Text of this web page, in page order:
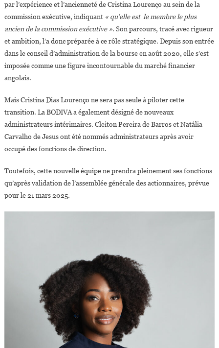
par l’expérience et l’ancienneté de Cristina Lourenço au sein de la
commission exécutive, indiquant « qu’elle est le membre le plus
ancien de la commission exécutive ». Son parcours, tracé avec rigueur
et ambition, l’a donc préparée à ce rôle stratégique. Depuis son entrée
dans le conseil d’administration de la bourse en août 2020, elle s’est
imposée comme une figure incontournable du marché financier
angolais.
Mais Cristina Dias Lourenço ne sera pas seule à piloter cette
transition. La BODIVA a également désigné de nouveaux
administrateurs intérimaires. Cleiton Pereira de Barros et Natália
Carvalho de Jesus ont été nommés administrateurs après avoir
occupé des fonctions de direction.
Toutefois, cette nouvelle équipe ne prendra pleinement ses fonctions
qu’après validation de l’assemblée générale des actionnaires, prévue
pour le 21 mars 2025.